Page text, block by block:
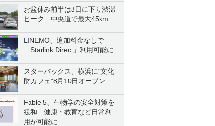
お盆休み前半は8日に下り渋滞
ピーク 中央道で最大45km
LINEMO、追加料金なしで
「Starlink Direct」利用可能に
スターバックス、横浜に“文化
財カフェ”8月10日オープン
Fable 5、生物学の安全対策を
緩和 健康・教育など日常利
用が可能に